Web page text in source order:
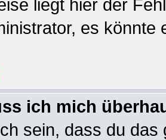
liegt hier der
es könnte
ich mich
sein, dass du